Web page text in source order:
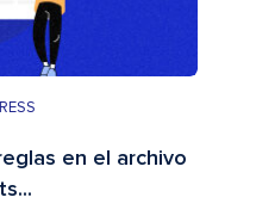
en el archivo